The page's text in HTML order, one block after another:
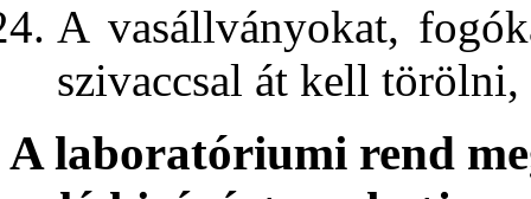
A vasállványokat,
szivaccsal át kell
A laboratóriumi rend